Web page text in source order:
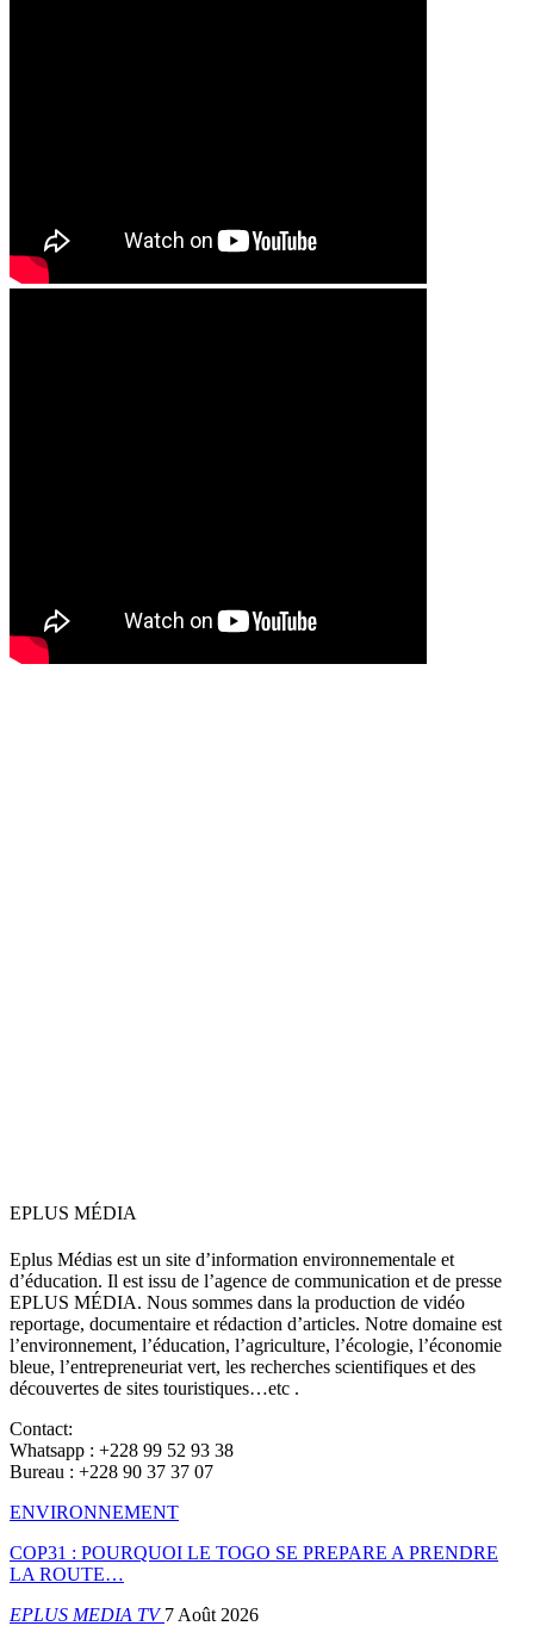
EPLUS MÉDIA
Eplus Médias est un site d’information environnementale et
d’éducation. Il est issu de l’agence de communication et de presse
EPLUS MÉDIA. Nous sommes dans la production de vidéo
reportage, documentaire et rédaction d’articles. Notre domaine est
l’environnement, l’éducation, l’agriculture, l’écologie, l’économie
bleue, l’entrepreneuriat vert, les recherches scientifiques et des
découvertes de sites touristiques…etc .
Contact:
Whatsapp : +228 99 52 93 38
Bureau : +228 90 37 37 07
ENVIRONNEMENT
COP31 : POURQUOI LE TOGO SE PREPARE A PRENDRE
LA ROUTE…
EPLUS MEDIA TV7 Août 2026